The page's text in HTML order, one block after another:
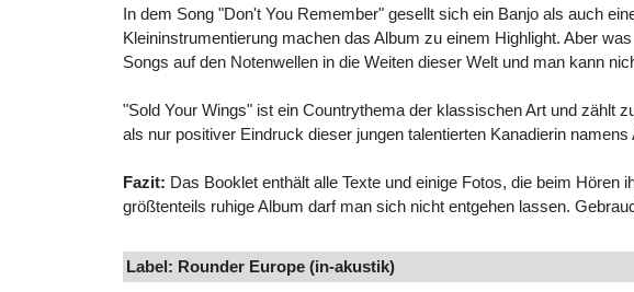
In dem Song "Don't You Remember" gesellt sich ein Banjo als auch
Kleininstrumentierung machen das Album zu einem Highlight. Aber
Songs auf den Notenwellen in die Weiten dieser Welt und man kann
"Sold Your Wings" ist ein Countrythema der klassischen Art und zählt
als nur positiver Eindruck dieser jungen talentierten Kanadierin namens
Fazit: Das Booklet enthält alle Texte und einige Fotos, die beim
größtenteils ruhige Album darf man sich nicht entgehen lassen.
Label: Rounder Europe (in-akustik)